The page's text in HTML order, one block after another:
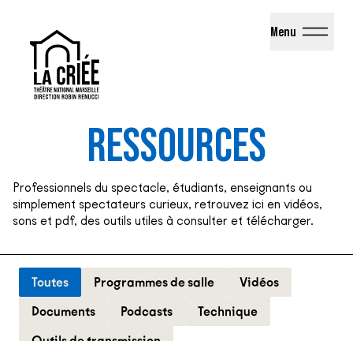
Menu
RESSOURCES
Professionnels du spectacle, étudiants, enseignants ou
simplement spectateurs curieux, retrouvez ici en vidéos,
sons et pdf, des outils utiles à consulter et télécharger.
Toutes Programmes de salle
Vidéos
Documents
Podcasts
Technique